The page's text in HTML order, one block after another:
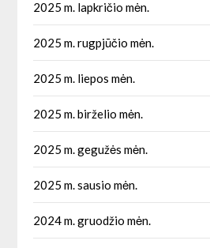
2025 m. lapkričio mėn.
2025 m. rugpjūčio mėn.
2025 m. liepos mėn.
2025 m. birželio mėn.
2025 m. gegužės mėn.
2025 m. sausio mėn.
2024 m. gruodžio mėn.